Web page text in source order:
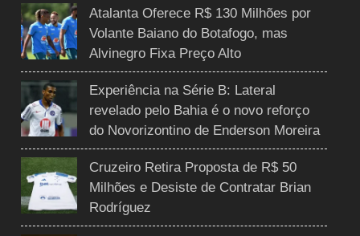
Atalanta Oferece R$ 130 Milhões por
Volante Baiano do Botafogo, mas
Alvinegro Fixa Preço Alto
Experiência na Série B: Lateral
revelado pelo Bahia é o novo reforço
do Novorizontino de Enderson Moreira
Cruzeiro Retira Proposta de R$ 50
Milhões e Desiste de Contratar Brian
Rodríguez